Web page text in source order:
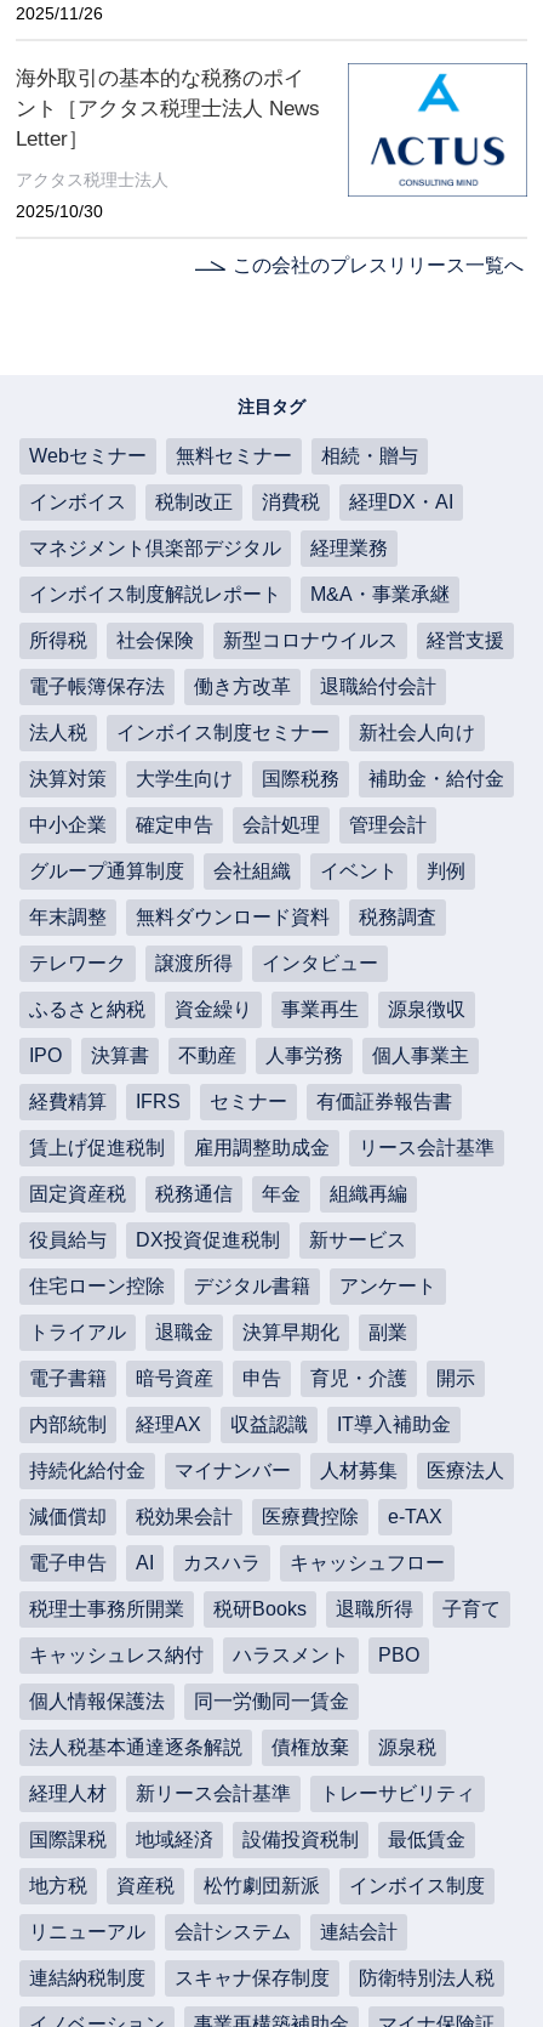
2025/11/26
海外取引の基本的な税務のポイ
ント［アクタス税理士法人 News
Letter］
アクタス税理士法人
2025/10/30
この会社のプレスリリース一覧へ
注目タグ
Webセミナー 無料セミナー 相続・贈与
インボイス 税制改正 消費税 経理DX・AI
マネジメント倶楽部デジタル 経理業務
インボイス制度解説レポート M&A・事業承継
所得税 社会保険 新型コロナウイルス 経営支援
電子帳簿保存法 働き方改革 退職給付会計
法人税 インボイス制度セミナー 新社会人向け
決算対策 大学生向け 国際税務 補助金・給付金
中小企業 確定申告 会計処理 管理会計
グループ通算制度 会社組織 イベント 判例
年末調整 無料ダウンロード資料 税務調査
テレワーク 譲渡所得 インタビュー
ふるさと納税 資金繰り 事業再生 源泉徴収
IPO 決算書 不動産 人事労務 個人事業主
経費精算 IFRS セミナー 有価証券報告書
賃上げ促進税制 雇用調整助成金 リース会計基準
固定資産税 税務通信 年金 組織再編
役員給与 DX投資促進税制 新サービス
住宅ローン控除 デジタル書籍 アンケート
トライアル 退職金 決算早期化 副業
電子書籍 暗号資産 申告 育児・介護 開示
内部統制 経理AX 収益認識 IT導入補助金
持続化給付金 マイナンバー 人材募集 医療法人
減価償却 税効果会計 医療費控除 e-TAX
電子申告 AI カスハラ キャッシュフロー
税理士事務所開業 税研Books 退職所得 子育て
キャッシュレス納付 ハラスメント PBO
個人情報保護法 同一労働同一賃金
法人税基本通達逐条解説 債権放棄 源泉税
経理人材 新リース会計基準 トレーサビリティ
国際課税 地域経済 設備投資税制 最低賃金
地方税 資産税 松竹劇団新派 インボイス制度
リニューアル 会計システム 連結会計
連結納税制度 スキャナ保存制度 防衛特別法人税